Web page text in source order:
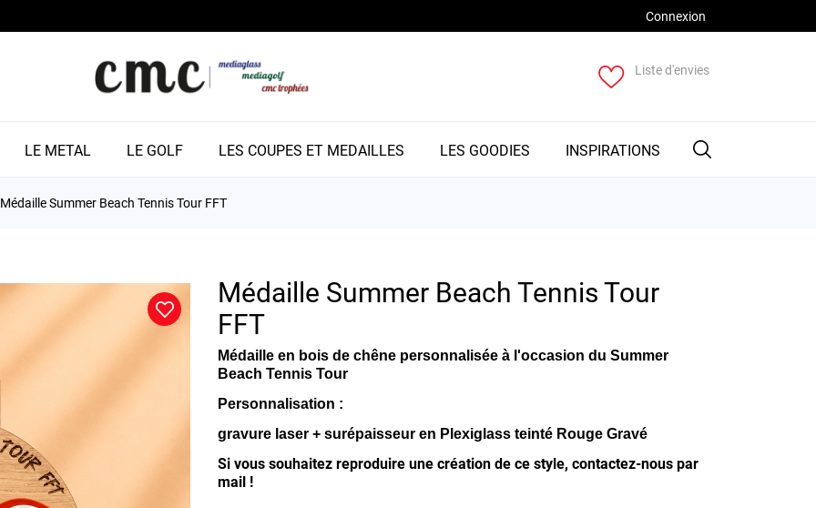
Connexion
Liste d'envies
LE METAL LE GOLF LES COUPES ET MEDAILLES LES GOODIES INSPIRATIONS
Médaille Summer Beach Tennis Tour FFT
Médaille Summer Beach Tennis Tour
FFT
Médaille en bois de chêne personnalisée à l'occasion du Summer
Beach Tennis Tour
Personnalisation :
gravure laser + surépaisseur en Plexiglass teinté Rouge Gravé
Si vous souhaitez reproduire une création de ce style, contactez-nous par
mail !